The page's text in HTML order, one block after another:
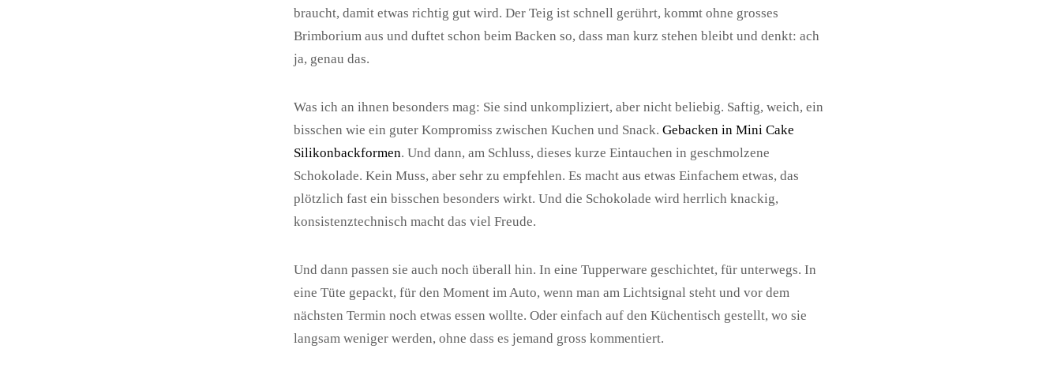
braucht, damit etwas richtig gut wird. Der Teig ist schnell gerührt, kommt ohne grosses
Brimborium aus und duftet schon beim Backen so, dass man kurz stehen bleibt und denkt: ach
ja, genau das.
Was ich an ihnen besonders mag: Sie sind unkompliziert, aber nicht beliebig. Saftig, weich, ein
bisschen wie ein guter Kompromiss zwischen Kuchen und Snack. Gebacken in Mini Cake
Silikonbackformen. Und dann, am Schluss, dieses kurze Eintauchen in geschmolzene
Schokolade. Kein Muss, aber sehr zu empfehlen. Es macht aus etwas Einfachem etwas, das
plötzlich fast ein bisschen besonders wirkt. Und die Schokolade wird herrlich knackig,
konsistenztechnisch macht das viel Freude.
Und dann passen sie auch noch überall hin. In eine Tupperware geschichtet, für unterwegs. In
eine Tüte gepackt, für den Moment im Auto, wenn man am Lichtsignal steht und vor dem
nächsten Termin noch etwas essen wollte. Oder einfach auf den Küchentisch gestellt, wo sie
langsam weniger werden, ohne dass es jemand gross kommentiert.